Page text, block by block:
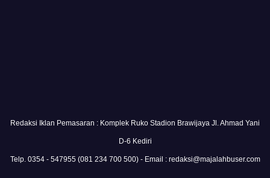
Redaksi Iklan Pemasaran : Komplek Ruko Stadion Brawijaya Jl. Ahmad Yani
D-6 Kediri
Telp. 0354 - 547955 (081 234 700 500) - Email : redaksi@majalahbuser.com